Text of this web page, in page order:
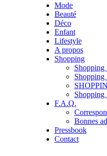
Mode
Beauté
Déco
Enfant
Lifestyle
A propos
Shopping
Shopping
Shopping
Shopping
F.A.Q.
Bonnes
Pressbook
Contact